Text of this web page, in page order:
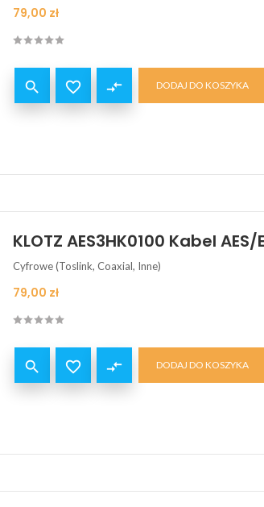
Cena
79,00 zł
  compare_arrows DODAJ DO KOSZYKA
KLOTZ AES3HK0100 Kabel
Cyfrowe (Toslink, Coaxial, Inne)
Cena
79,00 zł
  compare_arrows DODAJ DO KOSZYKA